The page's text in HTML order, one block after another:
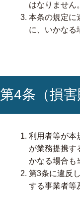
はなりません。
本条の規定に
に、いかなる
第4条（損害
利用者等が本
が業務提携す
かなる場合も
第3条に違反
する事業者等